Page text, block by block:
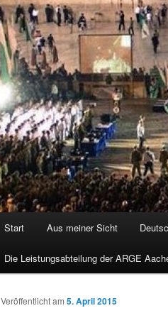
Start Aus meiner Sicht
Die Leistungsabteilung der ARGE
Veröffentlicht am 5. April 2015